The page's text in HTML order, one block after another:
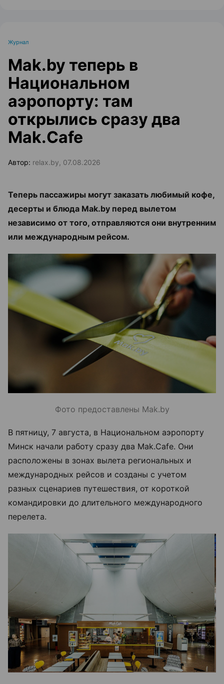
Журнал
Mak.by теперь в
Национальном
аэропорту: там
открылись сразу два
Mak.Cafe
Автор: relax.by, 07.08.2026
Теперь пассажиры могут заказать любимый кофе,
десерты и блюда Mak.by перед вылетом
независимо от того, отправляются они внутренним
или международным рейсом.
Фото предоставлены Mak.by
В пятницу, 7 августа, в Национальном аэропорту
Минск начали работу сразу два Mak.Cafe. Они
расположены в зонах вылета региональных и
международных рейсов и созданы с учетом
разных сценариев путешествия, от короткой
командировки до длительного международного
перелета.